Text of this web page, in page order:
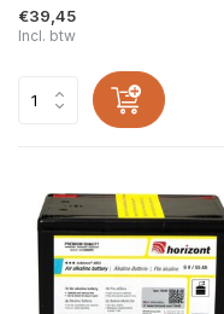
€39,45
Incl. btw